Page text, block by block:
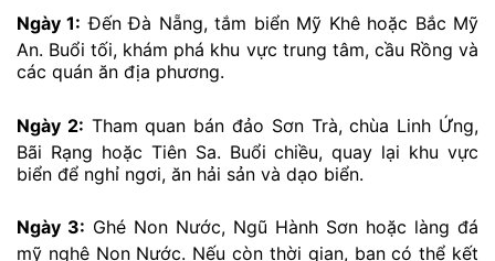
Ngày 1: Đến Đà Nẵng, tắm biển Mỹ Khê hoặc Bắc Mỹ
An. Buổi tối, khám phá khu vực trung tâm, cầu Rồng và
các quán ăn địa phương.
Ngày 2: Tham quan bán đảo Sơn Trà, chùa Linh Ứng,
Bãi Rạng hoặc Tiên Sa. Buổi chiều, quay lại khu vực
biển để nghỉ ngơi, ăn hải sản và dạo biển.
Ngày 3: Ghé Non Nước, Ngũ Hành Sơn hoặc làng đá
mỹ nghệ Non Nước. Nếu còn thời gian, bạn có thể kết